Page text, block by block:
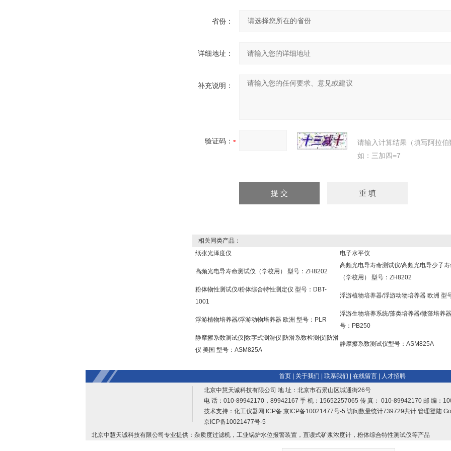
省份：
详细地址：
补充说明：
验证码：
请输入计算结果（填写阿拉伯
如：三加四=7
相关同类产品：
纸张光泽度仪
电子水平仪
高频光电导寿命测试仪（学校用） 型号：ZH8202
高频光电导寿命测试仪/高频光电导少子
（学校用） 型号：ZH8202
粉体物性测试仪/粉体综合特性测定仪 型号：DBT-
1001
浮游植物培养器/浮游动物培养器 欧洲 型
浮游植物培养器/浮游动物培养器 欧洲 型号：PLR
浮游生物培养系统/藻类培养器/微藻培养
号：PB250
静摩擦系数测试仪|数字式测滑仪|防滑系数检测仪|防滑
仪 美国 型号：ASM825A
静摩擦系数测试仪型号：ASM825A
首页| 关于我们 联系我们 在线留言| 人才招聘
北京中慧天诚科技有限公司 地 址：北京市石景山区城通街26号
电 话：010-89942170，89942167 手 机：15652257065 传 真： 010-89942170 邮 编：
技术支持： 化工仪器网 ICP备:京ICP备10021477号-5 访问数量统计739729共计 管理登陆
京ICP备10021477号-5
北京中慧天诚科技有限公司专业提供：杂质度过滤机，工业锅炉水位报警装置，直读式矿浆浓度计，粉体综合特性测试仪等产品